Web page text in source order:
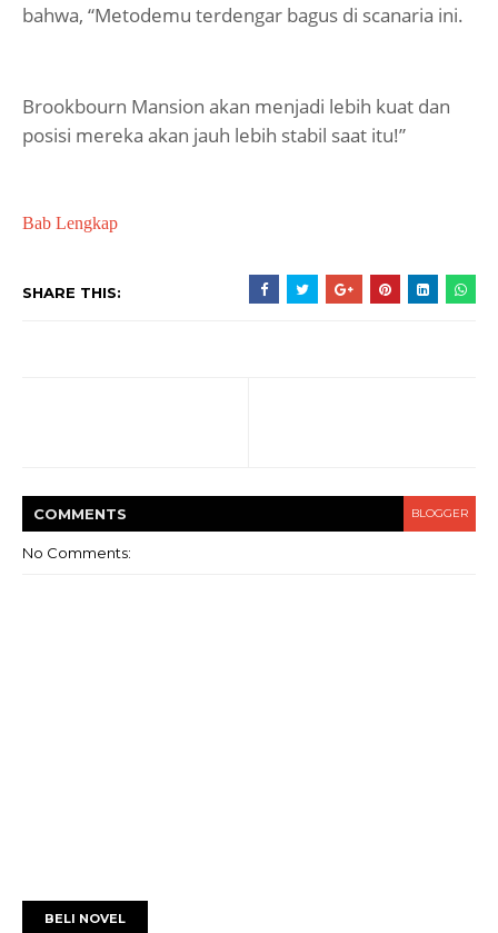
bahwa, “Metodemu terdengar bagus di scanaria ini.
Brookbourn Mansion akan menjadi lebih kuat dan
posisi mereka akan jauh lebih stabil saat itu!”
Bab Lengkap
SHARE THIS:
COMMENTS BLOGGER
No Comments:
BELI NOVEL